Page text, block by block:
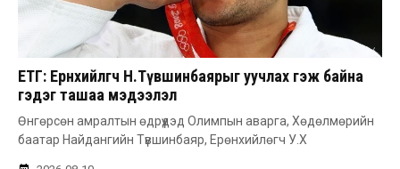
ЕТГ: Ерөнхийлөгч Н.Түвшинбаярыг уучлах гэж байна
гэдэг ташаа мэдээлэл
Өнгөрсөн амралтын өдрүүдэд Олимпын аварга, Хөдөлмөрийн
баатар Найдангийн Түвшинбаяр, Ерөнхийлөгч У.Х